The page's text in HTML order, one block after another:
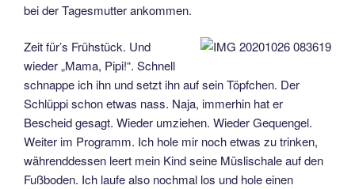
bei der Tagesmutter ankommen.
Zeit für’s Frühstück. Und
wieder „Mama, Pipi!“. Schnell
schnappe ich ihn und setzt ihn auf sein Töpfchen. Der
Schlüppi schon etwas nass. Naja, immerhin hat er
Bescheid gesagt. Wieder umziehen. Wieder Gequengel.
Weiter im Programm. Ich hole mir noch etwas zu trinken,
währenddessen leert mein Kind seine Müslischale auf den
Fußboden. Ich laufe also nochmal los und hole einen